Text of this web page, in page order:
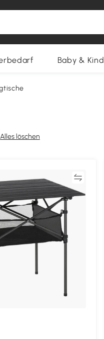
Baby & Kind
Alles löschen
Vergleichen